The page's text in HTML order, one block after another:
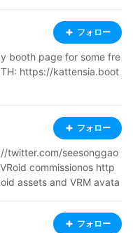
também a loja Blanc
modelo 3D "Bla
型角色「Blanc☆Meo
店。 https://blancmeo
フォロー
booth page for some fre
https://kattensia.boot
フォロー
twitter.com/seesonggao
commissionos http
assets and VRM avata
フォロー